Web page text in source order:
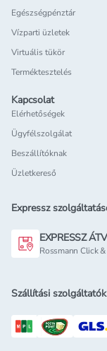
Egészségpénztár
Vízparti üzletek
Virtuális tükör
Terméktesztelés
Kapcsolat
Elérhetőségek
Ügyfélszolgálat
Beszállítóknak
Üzletkereső
Expressz
EXPRESSZ
Rossmann Click
Szállítási szolgáltatók